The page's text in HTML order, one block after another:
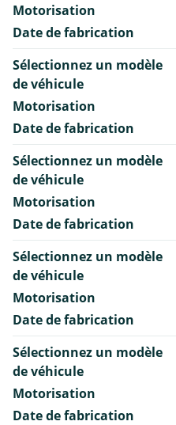
Motorisation
Date de fabrication
Sélectionnez un modèle
de véhicule
Motorisation
Date de fabrication
Sélectionnez un modèle
de véhicule
Motorisation
Date de fabrication
Sélectionnez un modèle
de véhicule
Motorisation
Date de fabrication
Sélectionnez un modèle
de véhicule
Motorisation
Date de fabrication